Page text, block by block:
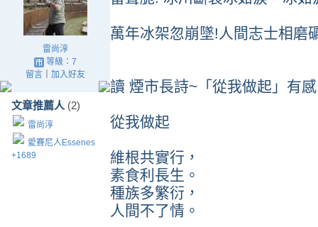
雷尚淳
等級：7
留言｜ 加入好友
文章推薦人 (2)
雷尚淳
愛賽尼人Essenes
+1689
萬年冰架忽崩墜!人間志士相磨
讀 煙市長詩~「從我做起」有
從我做起
維根共實行，
素食利長生。
種族多繁衍，
人間不了情。